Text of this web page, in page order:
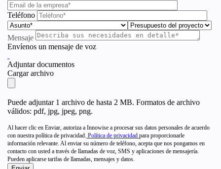
Teléfono
Mensaje
Envíenos un mensaje de voz
Adjuntar documentos
Cargar archivo
Puede adjuntar 1 archivo de hasta 2 MB. Formatos de archivo
válidos: pdf, jpg, jpeg, png.
Al hacer clic en Enviar, autoriza a Innowise a procesar sus datos personales de acuerdo
con nuestra política de privacidad. Política de privacidad para proporcionarle
información relevante. Al enviar su número de teléfono, acepta que nos pongamos en
contacto con usted a través de llamadas de voz, SMS y aplicaciones de mensajería.
Pueden aplicarse tarifas de llamadas, mensajes y datos.